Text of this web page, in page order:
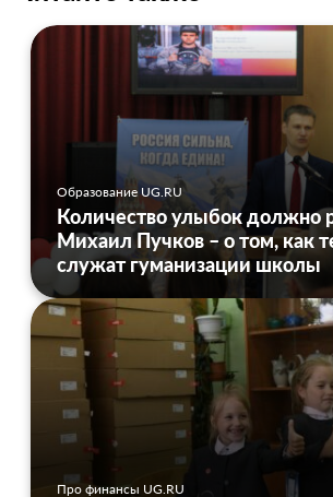
Образование UG.RU
Количество улыбок должно
Михаил Пучков – о том, как
служат гуманизации школы
Про финансы UG.RU